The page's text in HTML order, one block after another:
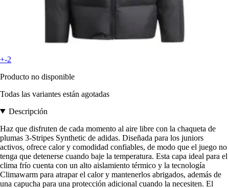
+-2
Producto no disponible
Todas las variantes están agotadas
Descripción
Haz que disfruten de cada momento al aire libre con la chaqueta de
plumas 3-Stripes Synthetic de adidas. Diseñada para los juniors
activos, ofrece calor y comodidad confiables, de modo que el juego no
tenga que detenerse cuando baje la temperatura. Esta capa ideal para el
clima frío cuenta con un alto aislamiento térmico y la tecnología
Climawarm para atrapar el calor y mantenerlos abrigados, además de
una capucha para una protección adicional cuando la necesiten. El